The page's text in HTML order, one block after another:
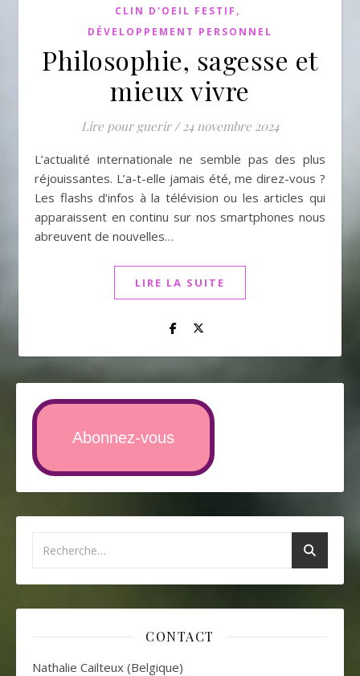
CLIN D'OEIL FESTIF ,
DÉVELOPPEMENT PERSONNEL
Philosophie, sagesse et
mieux vivre
Lire pour guerir / 24 novembre 2024
L’actualité internationale ne semble pas des plus
réjouissantes. L’a-t-elle jamais été, me direz-vous ?
Les flashs d’infos à la télévision ou les articles qui
apparaissent en continu sur nos smartphones nous
abreuvent de nouvelles…
LIRE LA SUITE
Abonnez-vous
CONTACT
Nathalie Cailteux (Belgique)